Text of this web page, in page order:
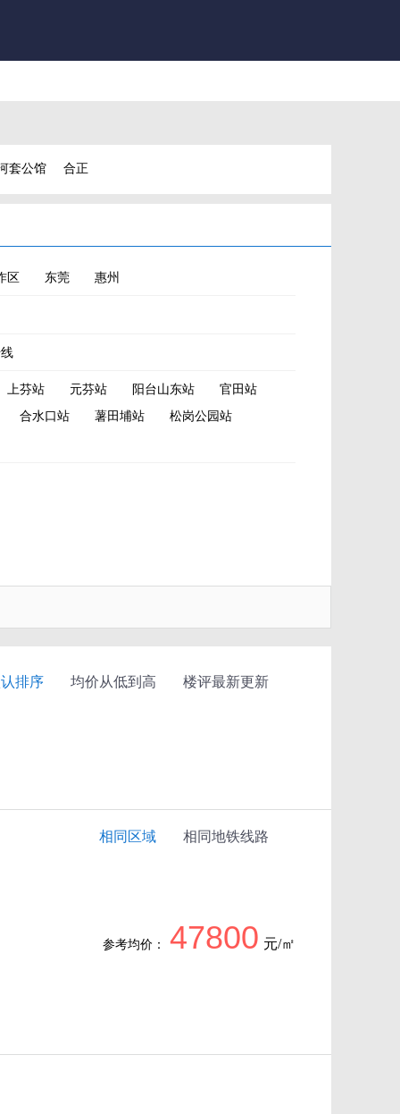
套公馆 合正
区 东莞 惠州
上芬站 元芬站 阳台山东站
官田站
合水口站
薯田埔站 松岗公园站
排序 均价从低到高 楼评最新更新
相同区域 相同地铁线路
参考均价： 47800 元/㎡